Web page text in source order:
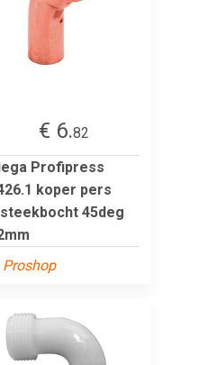
€ 6.82
Profipress
koper pers
45deg
Proshop